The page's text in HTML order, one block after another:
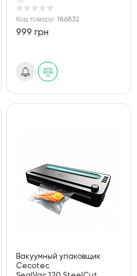
Код товару:186832
999 грн
Вакуумный упаковщик
Cecotec